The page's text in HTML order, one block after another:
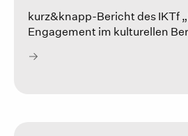
kurz&knapp-Bericht des IKTf
Engagement im kulturellen